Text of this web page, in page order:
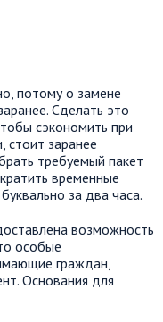
потому о замене
Сделать это
сэкономить при
стоит заранее
требуемый пакет
временные
за два часа.
возможность
особые
граждан,
Основания для